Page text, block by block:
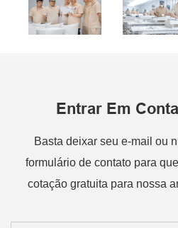
Entrar Em
Basta deixar seu e-mail ou
formulário de contato para
cotação gratuita para nossa